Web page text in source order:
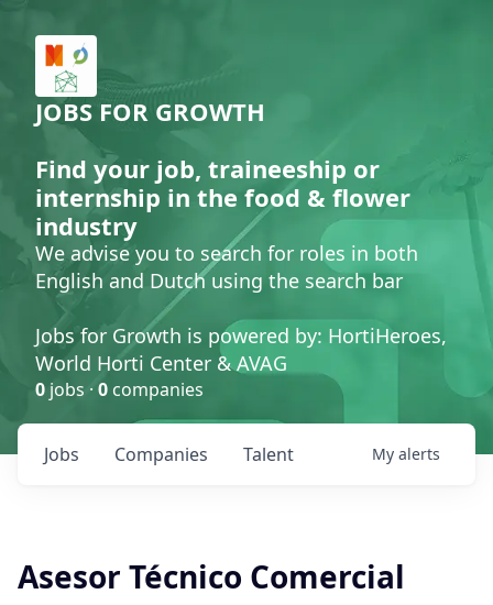
JOBS FOR GROWTH
Find your job, traineeship or
internship in the food & flower
industry
We advise you to search for roles in both
English and Dutch using the search bar
Jobs for Growth is powered by: HortiHeroes,
World Horti Center & AVAG
0 jobs · 0 companies
Jobs Companies Talent My alerts
Asesor Técnico Comercial